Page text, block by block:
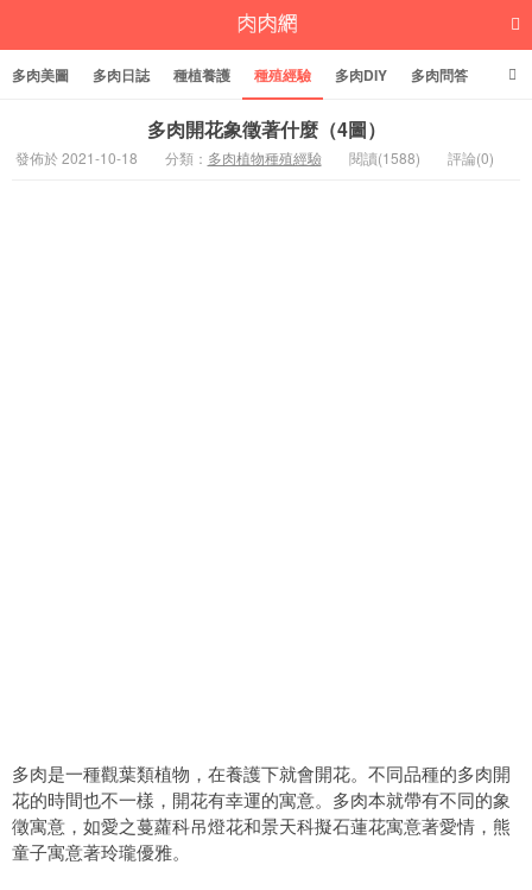
多肉美圖 多肉日誌 種植養護 種殖經驗 多肉DIY 多肉問答
多肉標籤多肉開花象徵著什麼（4圖）
發佈於 2021-10-18 分類： 多肉植物種殖經驗 閱讀(1588) 評論(0)
多肉是一種觀葉類植物，在養護下就會開花。不同品種的多肉開
花的時間也不一樣，開花有幸運的寓意。多肉本就帶有不同的象
徵寓意，如愛之蔓蘿科吊燈花和景天科擬石蓮花寓意著愛情，熊
童子寓意著玲瓏優雅。